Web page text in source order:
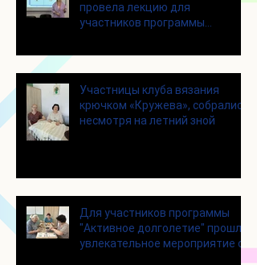
провела лекцию для
участников программы
Участницы клуба вязания
крючком «Кружева», собрались
несмотря на летний зной
Для участников программы
"Активное долголетие" прошло
увлекательное мероприятие с